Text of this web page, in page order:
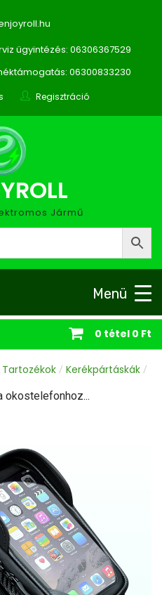
ügyintézés: 06306367529
06300833230
Regisztráció
Jármű
Menü
0 tétel 0 Ft
Tartozékok / Kerékpártáskák /
okostelefonhoz...